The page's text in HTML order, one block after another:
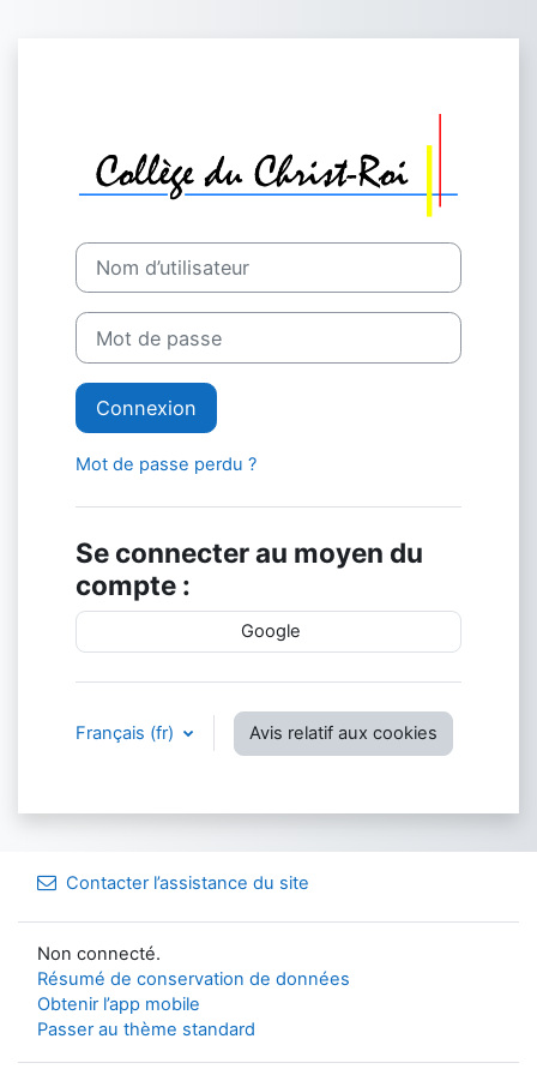
Connexion à
Nom d’utilisateur
Mot de passe
Connexion
Mot de passe perdu ?
Se connecter au moyen du
compte :
Google
Français ‎(fr)‎ Avis relatif aux cookies
Contacter l’assistance du site
Non connecté.
Résumé de conservation de données
Obtenir l’app mobile
Passer au thème standard